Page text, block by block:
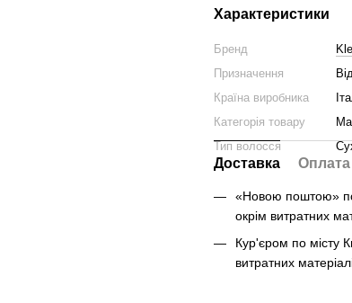
Характеристики
Бренд
Призначення
Країна виробника
Категорія товару
Тип волосся
Доставка Оплата
«Новою поштою» по
окрім витратних
Кур'єром по місту
витратних